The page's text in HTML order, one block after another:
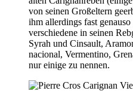
von seinen Großeltern
ihm allerdings fast
verschiedene in seinen
Syrah und Cinsault,
nacional, Vermentino,
nur einige zu nennen.